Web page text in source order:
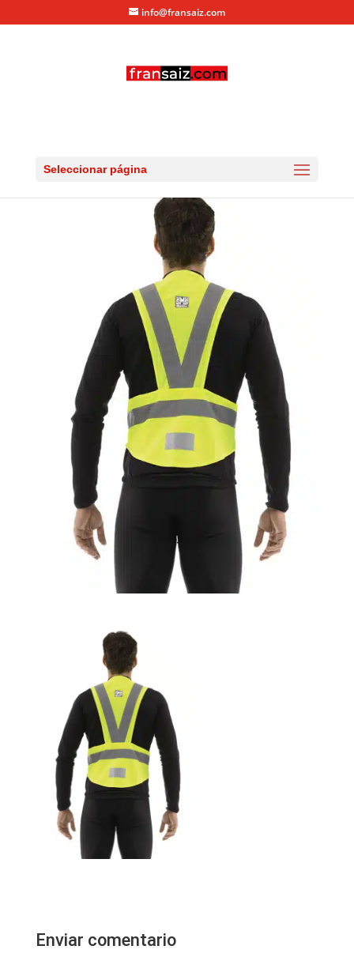
info@fransaiz.com
Seleccionar página
Enviar comentario